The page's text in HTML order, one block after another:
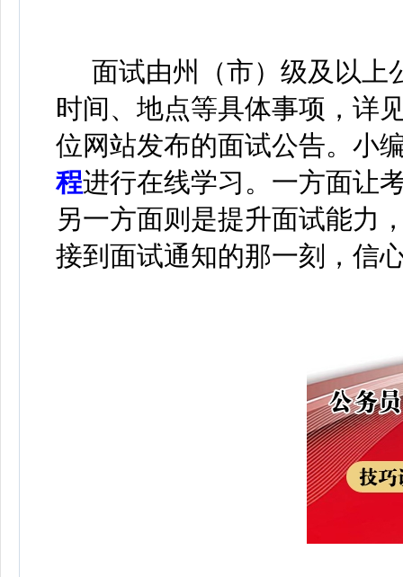
面试由州（市）级及以上
时间、地点等具体事项，详
位网站发布的面试公告。 小
程进行在线学习 。 一方面让
另一方面则是提升面试能力
接到面试通知的那一刻，信